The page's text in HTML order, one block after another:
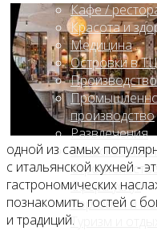
Кафе /
Красота и
Медицина
Островки в ТЦ
Производство
производство
Развлечения
Сельское
Сфера услуг
Торговля и
Туризм и отдых
одной из самых
с итальянской кухней -
гастрономических
познакомить гостей с
и традиций.